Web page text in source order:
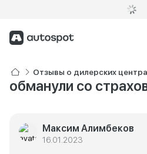
Отзывы о дилерских
обманули со
Максим Алимбеков
16.01.2023